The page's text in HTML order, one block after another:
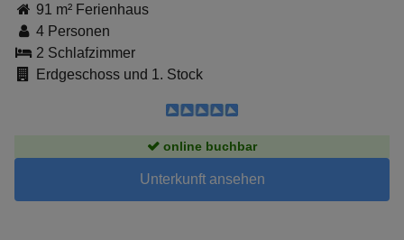
91 m² Ferienhaus
4 Personen
2 Schlafzimmer
Erdgeschoss und 1. Stock
online buchbar
Unterkunft ansehen